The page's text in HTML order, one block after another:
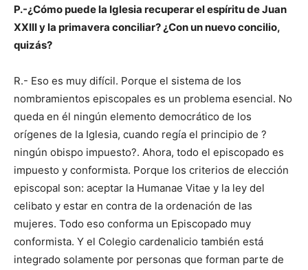
P.-¿Cómo puede la Iglesia recuperar el espíritu de Juan
XXIII y la primavera conciliar? ¿Con un nuevo concilio,
quizás?
R.- Eso es muy difícil. Porque el sistema de los
nombramientos episcopales es un problema esencial. No
queda en él ningún elemento democrático de los
orígenes de la Iglesia, cuando regía el principio de ?
ningún obispo impuesto?. Ahora, todo el episcopado es
impuesto y conformista. Porque los criterios de elección
episcopal son: aceptar la Humanae Vitae y la ley del
celibato y estar en contra de la ordenación de las
mujeres. Todo eso conforma un Episcopado muy
conformista. Y el Colegio cardenalicio también está
integrado solamente por personas que forman parte de